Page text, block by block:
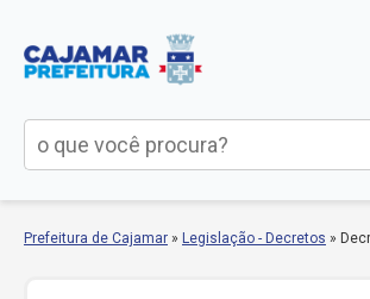
Prefeitura de Cajamar » Legislação - Decretos »